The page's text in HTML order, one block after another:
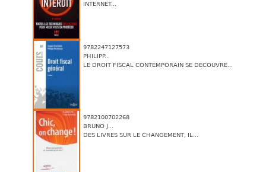
INTERNET...
9782247127573
PHILIPP...
LE DROIT FISCAL CONTEMPORAIN SE DÉCOUVRE...
9782100702268
BRUNO J...
DES LIVRES SUR LE CHANGEMENT, IL...